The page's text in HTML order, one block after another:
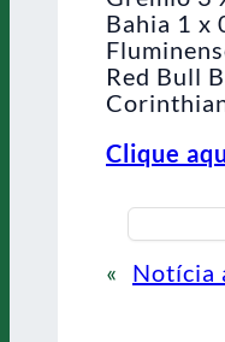
Bahia 1 x
Red Bull
Clique
« Notícia